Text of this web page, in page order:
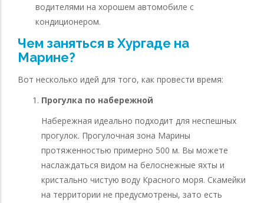
водителями на хорошем автомобиле с
кондиционером.
Чем заняться в Хургаде на
Марине?
Вот несколько идей для того, как провести время:
Прогулка по набережной
Набережная идеально подходит для неспешных
прогулок. Прогулочная зона Марины
протяженностью примерно 500 м. Вы можете
наслаждаться видом на белоснежные яхты и
кристально чистую воду Красного моря. Скамейки
на территории не предусмотрены, зато есть